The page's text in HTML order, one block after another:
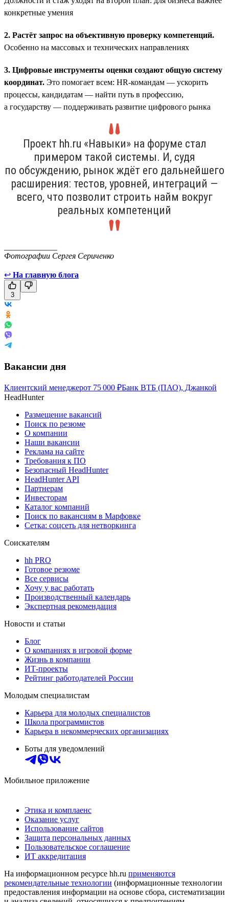
конкретные умения
2. Растёт запрос на объективную проверку компетенций.
Особенно на массовых и технических направлениях
3. Цифровые инструменты оценки создают общую систему
координат. Это помогает всем: HR-командам — ускорить
процессы, кандидатам — найти путь в профессию,
а государству — поддерживать развитие цифрового рынка
Проект hh.ru «Навыки» на форуме стал
примером такой системы. И, судя
по обсуждению, рынок ждёт его дальнейшего
расширения: тестов, уровней, интеграций —
всего, что позволит строить найм вокруг
реальных компетенций
Фотографии Сергея Сериченко
↩ На главную блога
3
Вакансии дня
Клиентский менеджерот 75 000 ₽Банк ВТБ (ПАО), Джанкой
HeadHunter
Размещение вакансий
Поиск по резюме
О компании
Наши вакансии
Реклама на сайте
Требования к ПО
Безопасный HeadHunter
HeadHunter API
Партнерам
Инвесторам
Каталог компаний
Поиск по вакансиям в Марфовке
Сетка: соцсеть для нетворкинга
Соискателям
hh PRO
Готовое резюме
Все сервисы
Хочу у вас работать
Производственный календарь
Экспертная рекомендация
Новости и статьи
Блог
О компаниях в игровой форме
Жизнь в компании
ИТ-проекты
Рейтинг работодателей России
Молодым специалистам
Карьера для молодых специалистов
Школа программистов
Карьера в некоммерческих организациях
Боты для уведомлений
Мобильное приложение
Этика и комплаенс
Оказание услуг
Использование сайтов
Защита персональных данных
Пользовательское соглашение
ИТ аккредитация
На информационном ресурсе hh.ru применяются
рекомендательные технологии (информационные технологии
предоставления информации на основе сбора, систематизации